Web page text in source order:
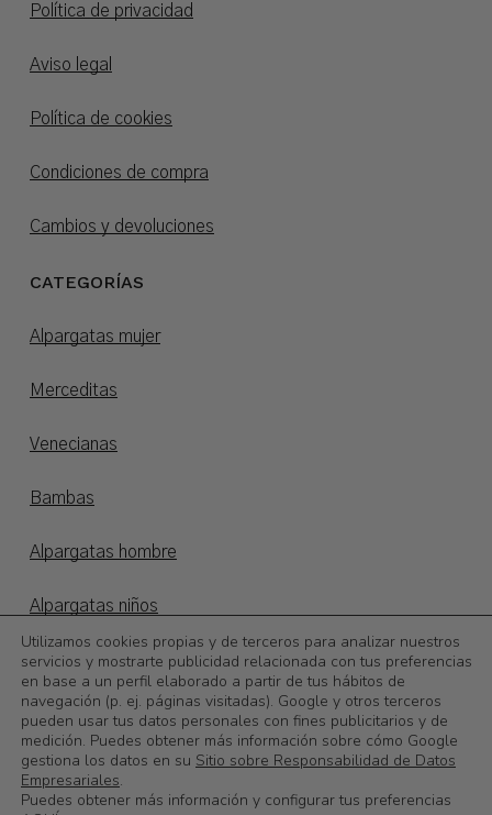
Subtotal: 0,00€
Política de privacidad
Aviso legal
Política de cookies
Condiciones de compra
Cambios y devoluciones
CATEGORÍAS
Alpargatas mujer
Merceditas
Venecianas
Bambas
Alpargatas hombre
Alpargatas niños
Otoño/invierno
©2026Calzadoslobo
Utilizamos cookies propias y de terceros para analizar nuestros
servicios y mostrarte publicidad relacionada con tus preferencias
en base a un perfil elaborado a partir de tus hábitos de
navegación (p. ej. páginas visitadas). Google y otros terceros
pueden usar tus datos personales con fines publicitarios y de
medición. Puedes obtener más información sobre cómo Google
gestiona los datos en su Sitio sobre Responsabilidad de Datos
Empresariales.
Puedes obtener más información y configurar tus preferencias